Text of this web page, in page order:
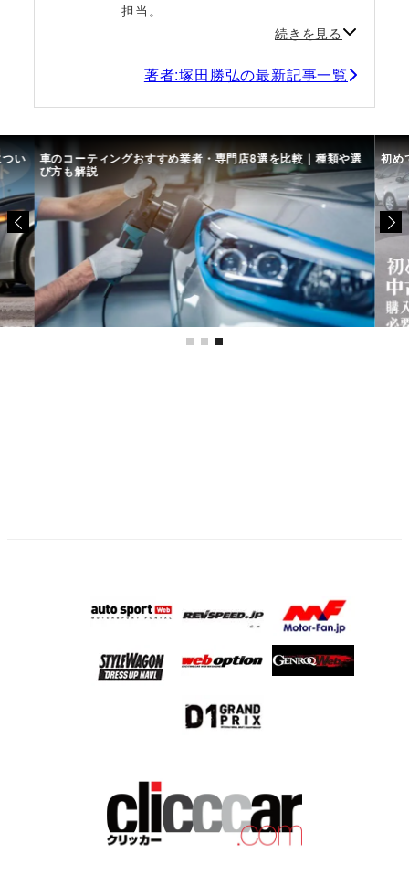
担当。
続きを見る
著者:塚田勝弘の最新記事一覧
い 車のコーティングおすすめ業者・専門店8選を比較｜種類や選
び方も解説
初め